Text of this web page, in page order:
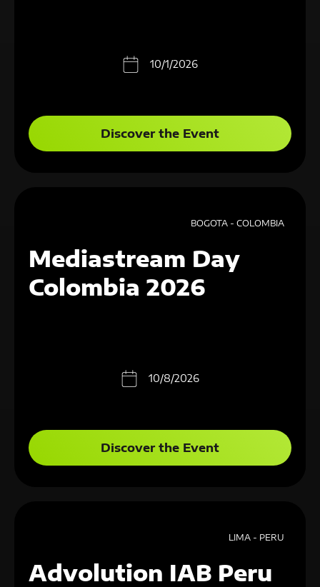
10/1/2026
Discover the Event
Mediastream Day
Colombia 2026
BOGOTA - COLOMBIA
10/8/2026
Discover the Event
Advolution IAB Peru
LIMA - PERU